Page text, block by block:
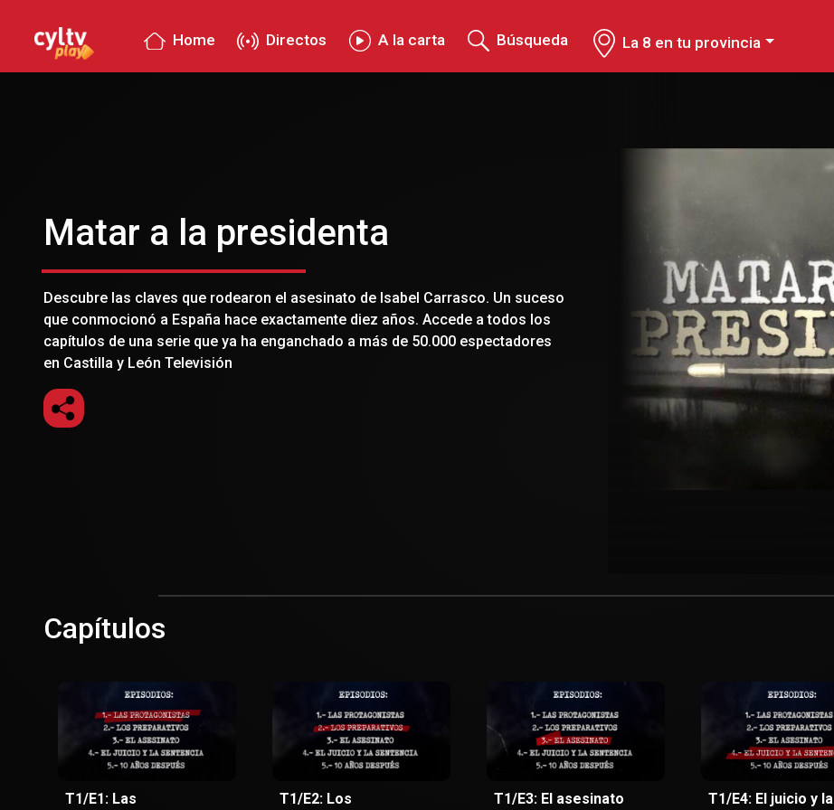
Home Directos A la carta Búsqueda La 8 en tu provincia
Matar a la presidenta
Descubre las claves que rodearon el asesinato de Isabel Carrasco. Un suceso
que conmocionó a España hace exactamente diez años. Accede a todos los
capítulos de una serie que ya ha enganchado a más de 50.000 espectadores
en Castilla y León Televisión
Capítulos
T1/E1: Las T1/E2: Los T1/E3: El asesinato T1/E4: El juicio y la